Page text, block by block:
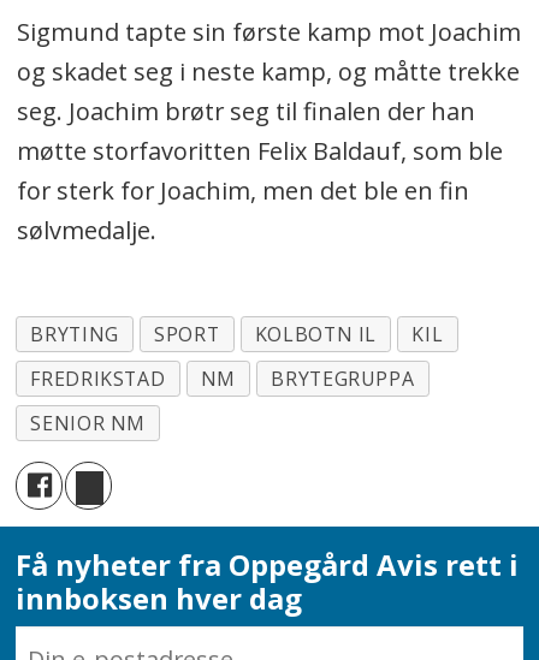
Sigmund tapte sin første kamp mot Joachim
og skadet seg i neste kamp, og måtte trekke
seg. Joachim brøtr seg til finalen der han
møtte storfavoritten Felix Baldauf, som ble
for sterk for Joachim, men det ble en fin
sølvmedalje.
BRYTING SPORT KOLBOTN IL
KIL
FREDRIKSTAD
NM
BRYTEGRUPPA
SENIOR NM
Få nyheter fra Oppegård Avis rett i
innboksen hver dag